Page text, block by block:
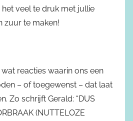
veel te druk met jullie
zuur te maken!
reacties waarin ons een
– of toegewenst – dat laat
Zo schrijft Gerald: “DUS
(NUTTELOZE